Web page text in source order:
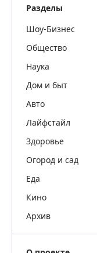
Разделы
Шоу-Бизнес
Общество
Наука
Дом и быт
Авто
Лайфстайл
Здоровье
Огород и сад
Еда
Кино
Архив